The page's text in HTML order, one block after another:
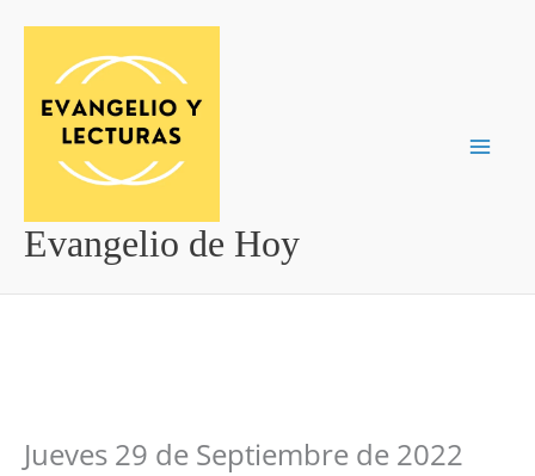
contenido
Evangelio de Hoy
Jueves 29 de Septiembre de 2022